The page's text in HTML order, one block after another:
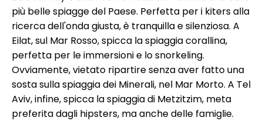
più belle spiagge del Paese. Perfetta per i kiters alla
ricerca dell'onda giusta, è tranquilla e silenziosa. A
Eilat, sul Mar Rosso, spicca la spiaggia corallina,
perfetta per le immersioni e lo snorkeling.
Ovviamente, vietato ripartire senza aver fatto una
sosta sulla spiaggia dei Minerali, nel Mar Morto. A Tel
Aviv, infine, spicca la spiaggia di Metzitzim, meta
preferita dagli hipsters, ma anche delle famiglie.